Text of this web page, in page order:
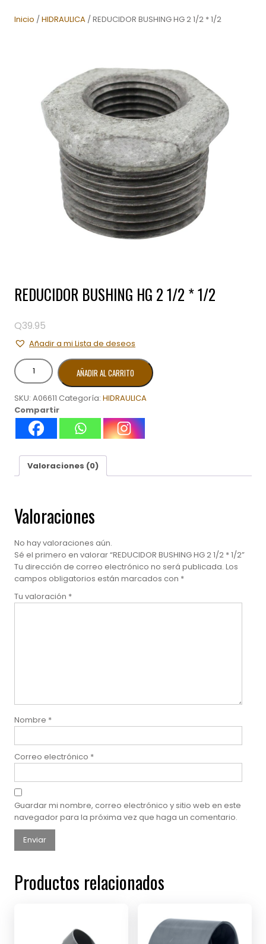
Inicio /HIDRAULICA / REDUCIDOR BUSHING HG 2 1/2 * 1/2
REDUCIDOR BUSHING HG 2 1/2 * 1/2
Q39.95
Añadir a mi Lista de deseos
REDUCIDOR
BUSHING
2
1/2
AÑADIR AL CARRITO
SKU: A06611 Categoría: HIDRAULICA
Compartir
Valoraciones (0)
Valoraciones
No hay valoraciones aún.
Sé el primero en valorar “REDUCIDOR BUSHING HG 2 1/2 * 1/2”
Tu dirección de correo electrónico no será publicada. Los
campos obligatorios están marcados con *
Tu valoración *
Nombre *
Correo electrónico *
Guardar mi nombre, correo electrónico y sitio web en este
navegador para la próxima vez que haga un comentario.
Productos relacionados